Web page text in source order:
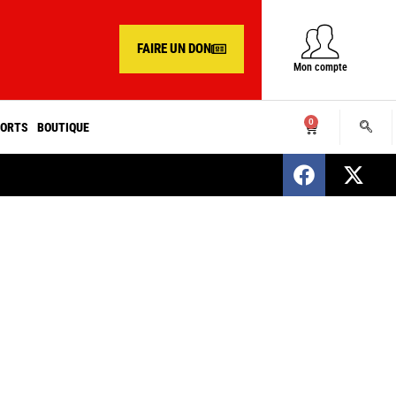
FAIRE UN DON
Mon compte
BOUTIQUE 0
SENEGAL : Nomination d’un nouveau